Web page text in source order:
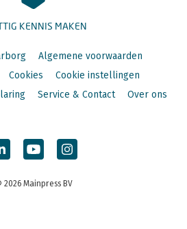
KENNIS MAKEN
Algemene voorwaarden
Cookies
Cookie instellingen
Service & Contact Over ons
2026 Mainpress BV